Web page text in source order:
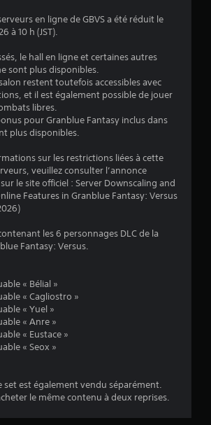
.
7
é
t
s
u
en ligne de GBVS a été réduit le
à 10 h (JST).
le hall en ligne et certaines autres
sont plus disponibles.
restent toutefois accessibles avec
et il est également possible de jouer
libres.
pour Granblue Fantasy inclus dans
plus disponibles.
sur les restrictions liées à cette
veuillez consulter l’annonce
le site officiel : Server Downscaling and
Features in Granblue Fantasy: Versus
les 6 personnages DLC de la
Fantasy: Versus.
« Bélial »
« Cagliostro »
« Yuel »
« Anre »
« Eustace »
« Seox »
set est également vendu séparément.
le même contenu à deux reprises.